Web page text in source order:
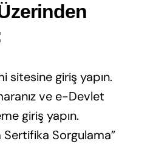
sitesine giriş yapın.
ve e-Devlet
giriş yapın.
Sertifika Sorgulama”